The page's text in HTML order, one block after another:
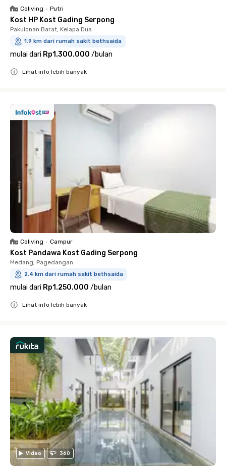
Coliving • Putri
Kost HP Kost Gading Serpong
Pakulonan Barat, Kelapa Dua
1.9 km dari rumah sakit bethsaida
mulai dari Rp1.300.000 /bulan
Lihat info lebih banyak
Coliving • Campur
Kost Pandawa Kost Gading Serpong
Medang, Pagedangan
2.4 km dari rumah sakit bethsaida
mulai dari Rp1.250.000 /bulan
Lihat info lebih banyak
Video 360